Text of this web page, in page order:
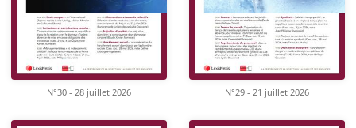
N°30 - 28 juillet 2026 N°29 - 21 juillet 2026